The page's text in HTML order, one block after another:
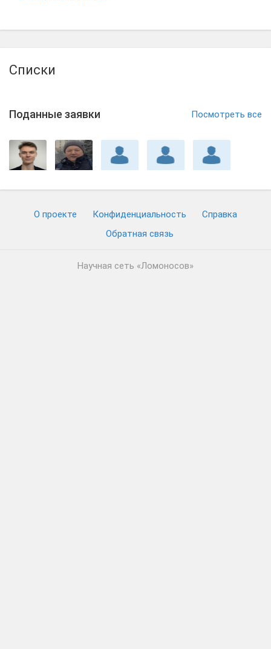
Списки
Поданные заявки Посмотреть все
О проекте Конфиденциальность
Cправка
Обратная связь
Научная сеть «Ломоносов»